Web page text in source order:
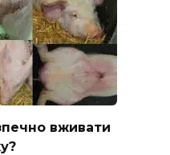
вживати